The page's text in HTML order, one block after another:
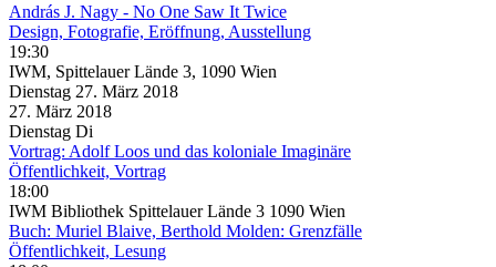
András J. Nagy - No One Saw It Twice
Design, Fotografie, Eröffnung, Ausstellung
19:30
IWM, Spittelauer Lände 3, 1090 Wien
Dienstag 27. März 2018
27. März 2018
Dienstag Di
Vortrag: Adolf Loos und das koloniale Imaginäre
Öffentlichkeit, Vortrag
18:00
IWM Bibliothek Spittelauer Lände 3 1090 Wien
Buch: Muriel Blaive, Berthold Molden: Grenzfälle
Öffentlichkeit, Lesung